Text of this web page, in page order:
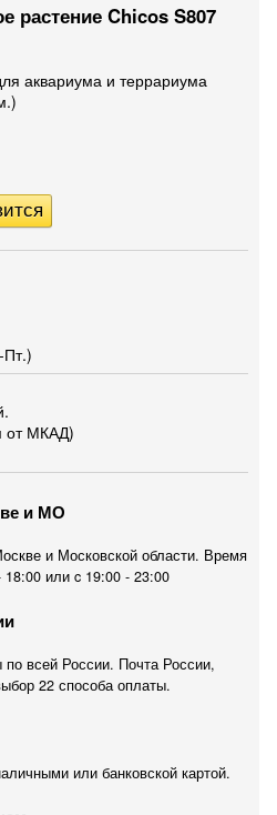
растение Chicos S807
аквариума и террариума
от МКАД)
и МО
и Московской области. Время
или c 19:00 - 23:00
всей России. Почта России,
22 способа оплаты.
или банковской картой.